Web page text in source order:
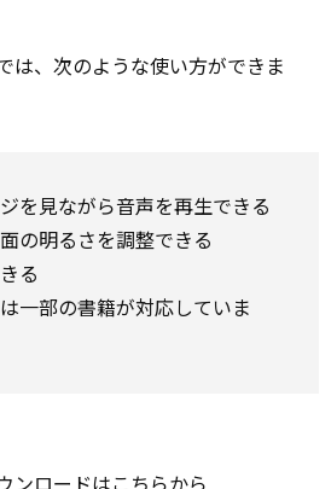
は、次のような使い方ができま
を見ながら音声を再生できる
の明るさを調整できる
る
一部の書籍が対応していま
ロードはこちらから